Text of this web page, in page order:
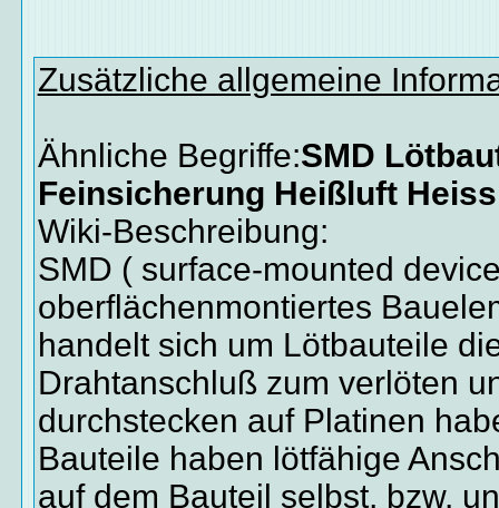
Zusätzliche allgemeine
Ähnliche Begriffe:SMD
Feinsicherung Heißluft
Wiki-Beschreibung:
SMD ( surface-mounted
oberflächenmontiertes
handelt sich um Lötbauteile
Drahtanschluß zum verlöten
durchstecken auf Platinen
Bauteile haben lötfähige
auf dem Bauteil selbst, bzw.